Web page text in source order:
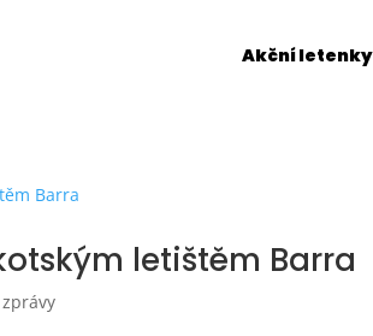
Akční letenky
letištěm Barra
zprávy